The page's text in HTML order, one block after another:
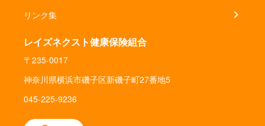
リンク集
レイズネクスト健康保険組合
〒235-0017
神奈川県横浜市磯子区新磯子町27番地5
045-225-9236